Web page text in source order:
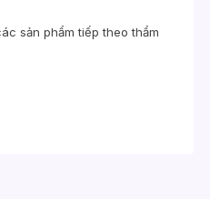
sản phẩm tiếp theo thẩm